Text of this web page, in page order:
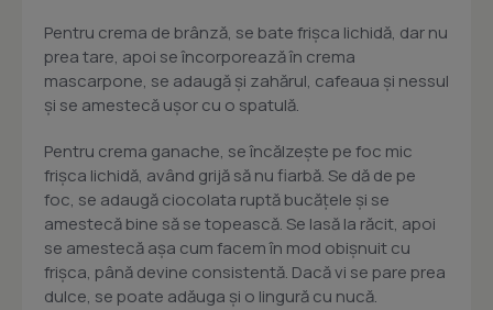
Pentru crema de brânză, se bate frişca lichidă, dar nu
prea tare, apoi se încorporează în crema
mascarpone, se adaugă şi zahărul, cafeaua şi nessul
şi se amestecă uşor cu o spatulă.
Pentru crema ganache, se încălzeşte pe foc mic
frişca lichidă, având grijă să nu fiarbă. Se dă de pe
foc, se adaugă ciocolata ruptă bucăţele şi se
amestecă bine să se topească. Se lasă la răcit, apoi
se amestecă aşa cum facem în mod obişnuit cu
frişca, până devine consistentă. Dacă vi se pare prea
dulce, se poate adăuga şi o lingură cu nucă.